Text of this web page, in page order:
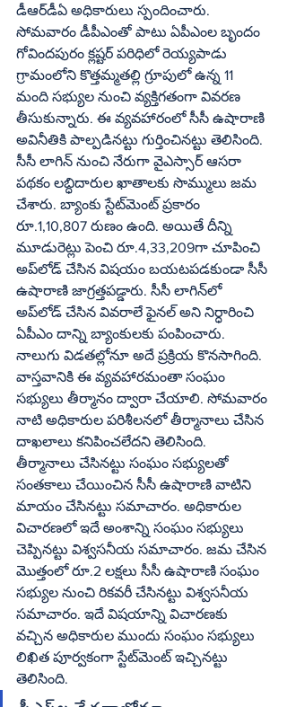
డీఆర్‌డీఏ అధికారులు స్పందించారు.
సోమవారం డీపీఎంతో పాటు ఏపీఎంల బృందం
గోవిందపురం క్లష్టర్‌ పరిధిలో రెయ్యపాడు
గ్రామంలోని కొత్తమ్మతల్లి గ్రూపులో ఉన్న 11
మంది సభ్యుల నుంచి వ్యక్తిగతంగా వివరణ
తీసుకున్నారు. ఈ వ్యవహారంలో సీసీ ఉషారాణి
అవినీతికి పాల్పడినట్టు గుర్తించినట్టు తెలిసింది.
సీసీ లాగిన్‌ నుంచి నేరుగా వైఎస్సార్‌ ఆసరా
పథకం లబ్ధిదారుల ఖాతాలకు సొమ్ములు జమ
చేశారు. బ్యాంకు స్టేట్‌మెంట్‌ ప్రకారం
రూ.1,10,807 రుణం ఉంది. అయితే దీన్ని
మూడురెట్లు పెంచి రూ.4,33,209గా చూపించి
అప్‌లోడ్‌ చేసిన విషయం బయటపడకుండా సీసీ
ఉషారాణి జాగ్రత్తపడ్డారు. సీసీ లాగిన్‌లో
అప్‌లోడ్‌ చేసిన వివరాలే ఫైనల్‌ అని నిర్ధారించి
ఏపీఎం దాన్ని బ్యాంకులకు పంపించారు.
నాలుగు విడతల్లోనూ అదే ప్రక్రియ కొనసాగింది.
వాస్తవానికి ఈ వ్యవహారమంతా సంఘం
సభ్యులు తీర్మానం ద్వారా చేయాలి. సోమవారం
నాటి అధికారుల పరిశీలనలో తీర్మానాలు చేసిన
దాఖలాలు కనిపించలేదని తెలిసింది.
తీర్మానాలు చేసినట్టు సంఘం సభ్యులతో
సంతకాలు చేయించిన సీసీ ఉషారాణి వాటిని
మాయం చేసినట్టు సమాచారం. అధికారుల
విచారణలో ఇదే అంశాన్ని సంఘం సభ్యులు
చెప్పినట్టు విశ్వసనీయ సమాచారం. జమ చేసిన
మొత్తంలో రూ.2 లక్షలు సీసీ ఉషారాణి సంఘం
సభ్యుల నుంచి రికవరీ చేసినట్టు విశ్వసనీయ
సమాచారం. ఇదే విషయాన్ని విచారణకు
వచ్చిన అధికారుల ముందు సంఘం సభ్యులు
లిఖిత పూర్వకంగా స్టేట్‌మెంట్‌ ఇచ్చినట్టు
తెలిసింది.